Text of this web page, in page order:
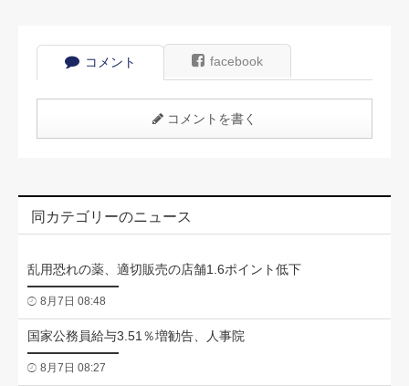
コメント facebook
コメントを書く
同カテゴリーのニュース
乱用恐れの薬、適切販売の店舗1.6ポイント低下
8月7日 08:48
国家公務員給与3.51％増勧告、人事院
8月7日 08:27